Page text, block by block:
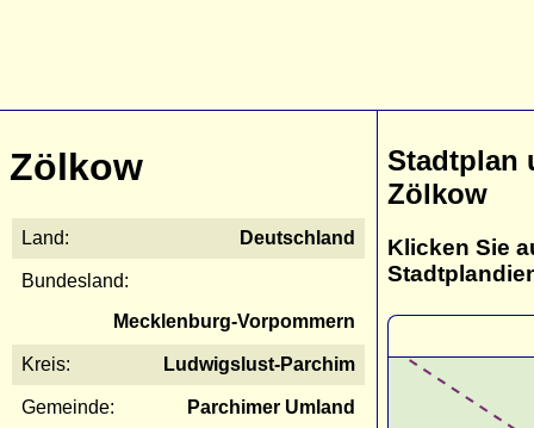
Zölkow
Land: Deutschland
Bundesland:
Mecklenburg-Vorpommern
Kreis: Ludwigslust-Parchim
Gemeinde: Parchimer Umland
Stadtplan
Zölkow
Klicken Sie